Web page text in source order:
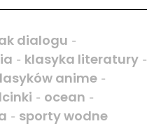
dialogu -
- klasyka literatury -
anime -
- ocean -
- sporty wodne